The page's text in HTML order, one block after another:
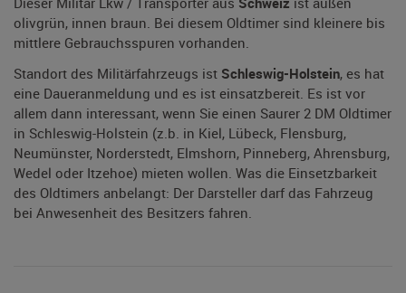
olivgrün, innen braun. Bei diesem Oldtimer sind kleinere bis
mittlere Gebrauchsspuren vorhanden.
Standort des Militärfahrzeugs ist Schleswig-Holstein, es hat
eine Daueranmeldung und es ist einsatzbereit. Es ist vor
allem dann interessant, wenn Sie einen Saurer 2 DM Oldtimer
in Schleswig-Holstein (z.b. in Kiel, Lübeck, Flensburg,
Neumünster, Norderstedt, Elmshorn, Pinneberg, Ahrensburg,
Wedel oder Itzehoe) mieten wollen. Was die Einsetzbarkeit
des Oldtimers anbelangt: Der Darsteller darf das Fahrzeug
bei Anwesenheit des Besitzers fahren.